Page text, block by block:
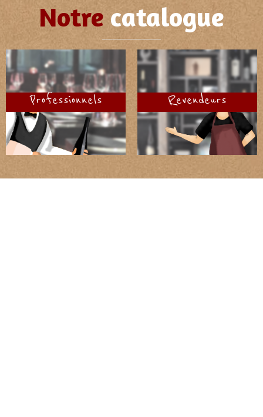
Domaine de l'Escattes
Magnifique découverte à Sommières
Domaine de la Garance
Du vivant, à contre-courant !
Domaine de la Jasse d'Isnard
Superbes rapports qualité/prix
Domaine de la Rectorie
Domaine historique de Banyuls !
Notre catalogue
Professionnels Revendeurs